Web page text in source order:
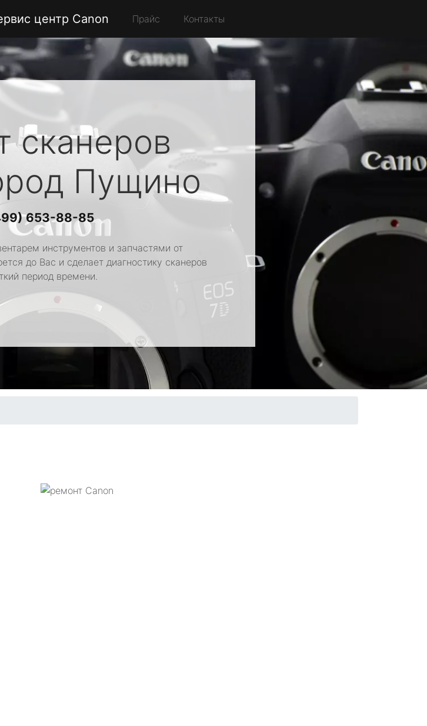
центр Canon Прайс Контакты
сканеров
Пущино
653-88-85
инструментов и запчастями от
до Вас и сделает диагностику сканеров
период времени.